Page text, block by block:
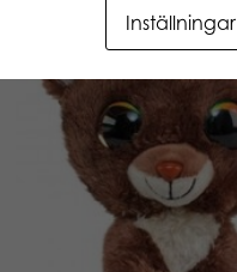
Inställningar